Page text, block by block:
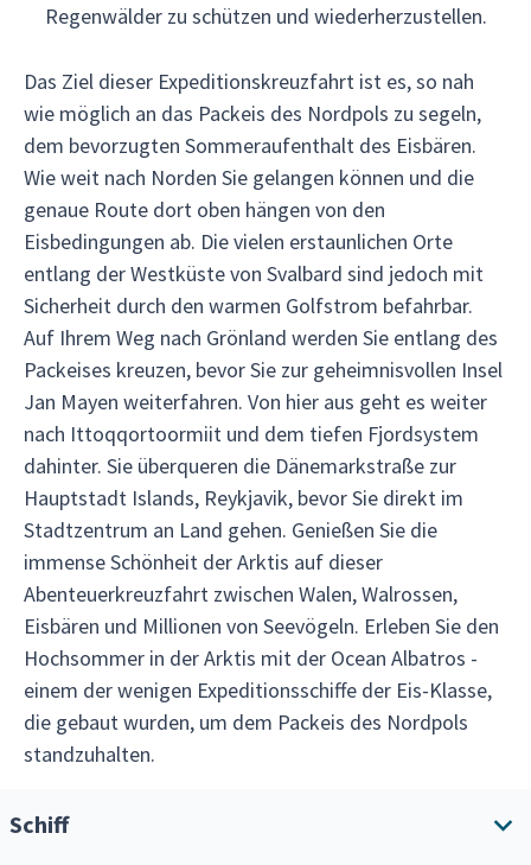
Regenwälder zu schützen und wiederherzustellen.
Das Ziel dieser Expeditionskreuzfahrt ist es, so nah
wie möglich an das Packeis des Nordpols zu segeln,
dem bevorzugten Sommeraufenthalt des Eisbären.
Wie weit nach Norden Sie gelangen können und die
genaue Route dort oben hängen von den
Eisbedingungen ab. Die vielen erstaunlichen Orte
entlang der Westküste von Svalbard sind jedoch mit
Sicherheit durch den warmen Golfstrom befahrbar.
Auf Ihrem Weg nach Grönland werden Sie entlang des
Packeises kreuzen, bevor Sie zur geheimnisvollen Insel
Jan Mayen weiterfahren. Von hier aus geht es weiter
nach Ittoqqortoormiit und dem tiefen Fjordsystem
dahinter. Sie überqueren die Dänemarkstraße zur
Hauptstadt Islands, Reykjavik, bevor Sie direkt im
Stadtzentrum an Land gehen. Genießen Sie die
immense Schönheit der Arktis auf dieser
Abenteuerkreuzfahrt zwischen Walen, Walrossen,
Eisbären und Millionen von Seevögeln. Erleben Sie den
Hochsommer in der Arktis mit der Ocean Albatros -
einem der wenigen Expeditionsschiffe der Eis-Klasse,
die gebaut wurden, um dem Packeis des Nordpols
standzuhalten.
Schiff